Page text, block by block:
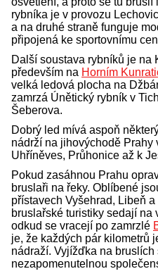
rybníka je v provozu
a na druhé straně funguje
připojená ke sportovnímu
Další soustava rybníků je na
především na Horním
velká ledová plocha na
zamrzá Únětický rybník v
Šeberova.
Dobrý led mívá aspoň
nádrží na jihovýchodě Prahy
Uhříněves, Průhonice až k
Pokud zasáhnou Prahu
bruslaři na řeky. Oblíbené
přístavech Vyšehrad, Libeň
bruslařské turistiky sedají na
odkud se vracejí po zamrzlé
je, že každých pár kilometrů
nádraží. Vyjížďka na bruslích
nezapomenutelnou